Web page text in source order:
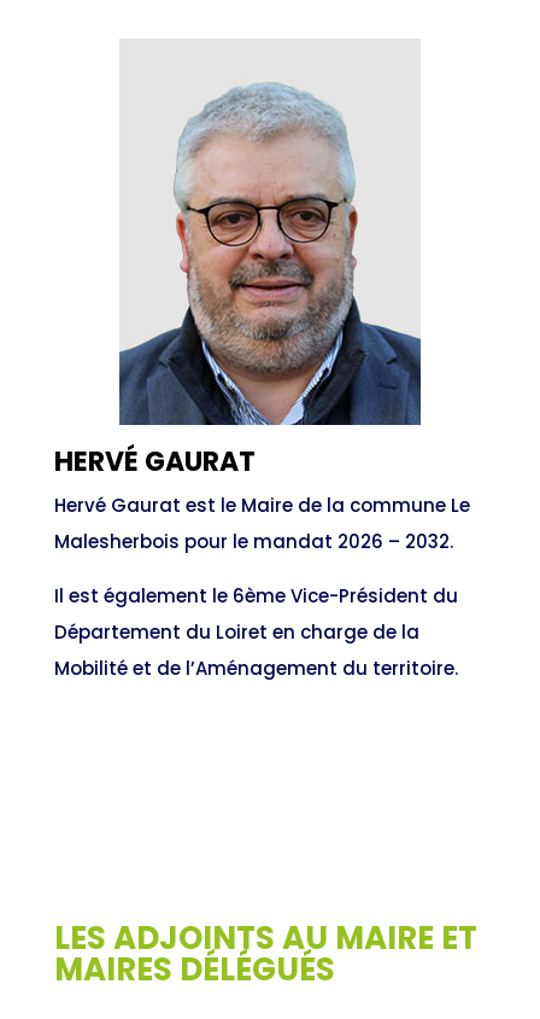
HERVÉ GAURAT
Hervé Gaurat est le Maire de la commune Le
Malesherbois pour le mandat 2026 – 2032.
Il est également le 6ème Vice-Président du
Département du Loiret en charge de la
Mobilité et de l’Aménagement du territoire.
LES ADJOINTS AU MAIRE ET
MAIRES DÉLÉGUÉS